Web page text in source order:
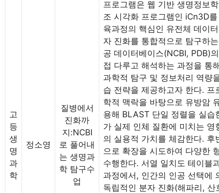
고
등
생
명
과
학
정소영
질병에서
진화까
지:NCBI
로 풀어내
는 생명과
학 탐구수
업
프로그램은 웹 기반 생명정보
조 시각화 프로그램인 iCn3D
육과정의 핵심인 유전체 데이
자 진화를 통합적으로 탐구하
공 데이터베이스(NCBI, PDB)
접 다루고 해석하는 과정을 통
과학적 탐구 및 정보처리 역량
습 전략을 제공하고자 한다.
학적 맥락을 바탕으로 유방암
용해 BLAST 단일 정렬을 실
가 실제 인체 질환에 미치는
의 실용적 가치를 체감한다.
으로 확장을 시도하여 다양한
수행한다. 서열 일치도 테이블
과정에서, 인간의 인공 선택에
독립적인 분자 진화(해파리,